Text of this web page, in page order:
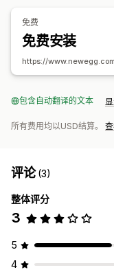
免费
免费安装
https://
包含自动翻译的文本
所有费用均以USD结算。
评论(3)
整体评分
3
5
4